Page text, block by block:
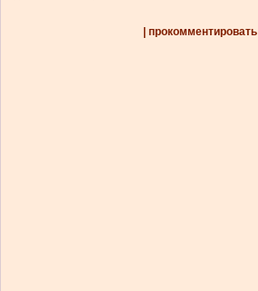
| прокомментировать |